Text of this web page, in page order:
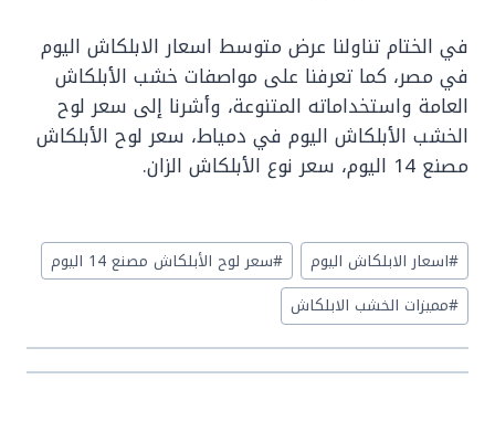
في الختام تناولنا عرض متوسط اسعار الابلكاش اليوم
في مصر، كما تعرفنا على مواصفات خشب الأبلكاش
العامة واستخداماته المتنوعة، وأشرنا إلى سعر لوح
الخشب الأبلكاش اليوم في دمياط، سعر لوح الأبلكاش
مصنع 14 اليوم، سعر نوع الأبلكاش الزان.
Post
Tags:
#اسعار الابلكاش اليوم #سعر لوح الأبلكاش مصنع 14 اليوم
#مميزات الخشب الابلكاش